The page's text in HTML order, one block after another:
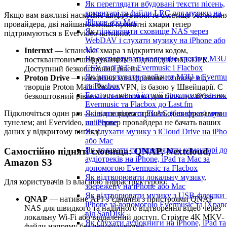
Як переглядати вбудовані тексти пісень,
коментарі та файли LRC для музики на
iPhone або Mac
Як підключити сховище NAS через
WebDAV і слухати музику на iPhone або
Mac
Як експортувати колекцію треків у
CSV та TXT в Evermusic і Flacbox
Як імпортувати плейлист M3U в
та Flacbox
Експорт повної історії прослуховування
Evermusic та Flacbox до Last.fm
Як відтворювати FLAC (без втрат)
на iPhone
Як слухати музику з iCloud Drive на
або Mac
Як додавати та переглядати коментарі до
аудіотреків на iPhone, iPad та Mac за
допомогою Evermusic та Flacbox
Як відтворювати локальну музику,
збережену на iPhone або Mac
Як відтворювати музику з USB-флешки
iPhone за допомогою Evermusic та
від SanDisk
Як слухати аудіокниги на iPhone, iPad та
Якщо вам важливі наскрізне шифрування та сховище без
провайдера, дві найшанованіші приватні хмари тепер
підтримуються в Evervideo нативно:
Internxt — іспанська хмара з відкритим кодом,
постквантовим шифруванням і відповідністю GDPR.
Доступний безкоштовний рівень.
Proton Drive — наскрізно зашифроване сховище від
творців Proton Mail і Proton VPN, із базою у Швейцарії. Є
безкоштовний рівень і платні плани для більших
Підключіться один раз — і ваше відео стрімиться шифрованим
тунелем; ані Evervideo, ані сервер провайдера не бачать ваших
даних у відкритому вигляді.
Самостійно підняті сховища: QNAP, Nextcloud,
Amazon S3
Для користувачів із власною інфраструктурою:
QNAP — нативне API-з’єднання з пристроями QNAP
NAS для швидкого та надійного відтворення відео через
локальну Wi-Fi або віддалений доступ. Стрімте 4K MKV-